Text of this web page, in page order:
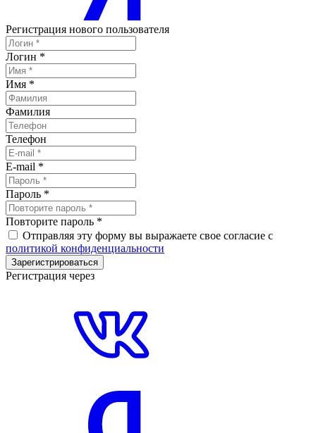
Регистрация нового пользователя
Логин *
Имя *
Фамилия
Телефон
E-mail *
Пароль *
Повторите пароль *
Отправляя эту форму вы выражаете свое согласие с
политикой конфиденциальности
Зарегистрироваться
Регистрация через